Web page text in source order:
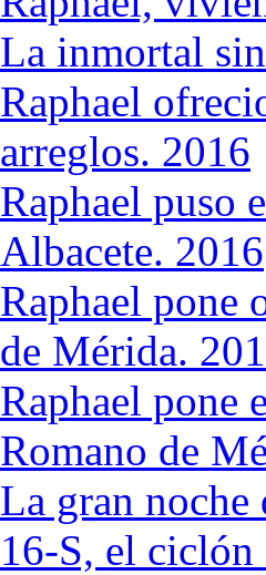
La inmortal
Raphael
arreglos. 2016
Raphael puso
Albacete. 2016
Raphael pone
de Mérida.
Raphael pone
Romano de
La gran noche
16-S, el ciclón